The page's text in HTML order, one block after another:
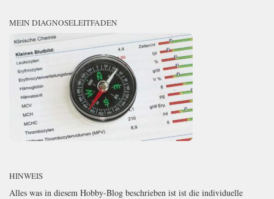
MEIN DIAGNOSELEITFADEN
HINWEIS
Alles was in diesem Hobby-Blog beschrieben ist ist die individuelle